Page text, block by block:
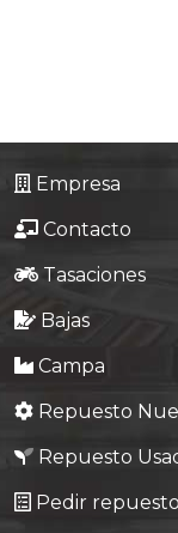
Empresa
Contacto
Tasaciones
Bajas
Campa
Repuesto
Repuesto
Pedir repuesto